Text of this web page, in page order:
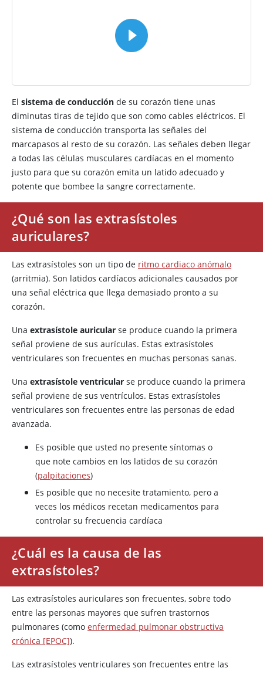
El sistema de conducción de su corazón tiene unas
diminutas tiras de tejido que son como cables eléctricos. El
sistema de conducción transporta las señales del
marcapasos al resto de su corazón. Las señales deben llegar
a todas las células musculares cardíacas en el momento
justo para que su corazón emita un latido adecuado y
potente que bombee la sangre correctamente.
¿Qué son las extrasístoles
auriculares?
Las extrasístoles son un tipo de ritmo cardiaco anómalo
(arritmia). Son latidos cardíacos adicionales causados por
una señal eléctrica que llega demasiado pronto a su
corazón.
Una extrasístole auricular se produce cuando la primera
señal proviene de sus aurículas. Estas extrasístoles
ventriculares son frecuentes en muchas personas sanas.
Una extrasístole ventricular se produce cuando la primera
señal proviene de sus ventrículos. Estas extrasístoles
ventriculares son frecuentes entre las personas de edad
avanzada.
Es posible que usted no presente síntomas o
que note cambios en los latidos de su corazón
(palpitaciones)
Es posible que no necesite tratamiento, pero a
veces los médicos recetan medicamentos para
controlar su frecuencia cardíaca
¿Cuál es la causa de las
extrasístoles?
Las extrasístoles auriculares son frecuentes, sobre todo
entre las personas mayores que sufren trastornos
pulmonares (como enfermedad pulmonar obstructiva
crónica [EPOC]).
Las extrasístoles ventriculares son frecuentes entre las